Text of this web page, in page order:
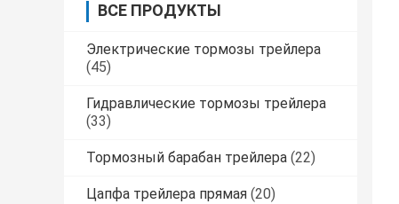
ВСЕ ПРОДУКТЫ
Электрические тормозы трейлера
(45)
Гидравлические тормозы трейлера
(33)
Тормозный барабан трейлера (22)
Цапфа трейлера прямая (20)